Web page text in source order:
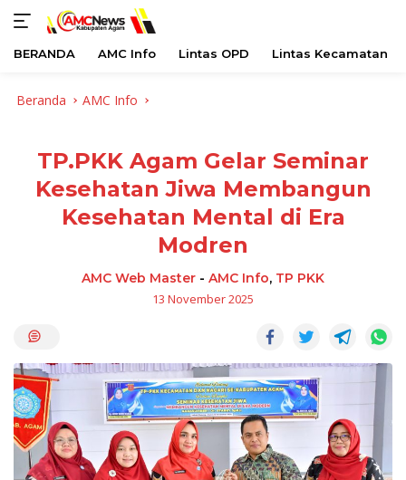
BERANDA AMC Info Lintas OPD Lintas Kecamatan
Beranda AMC Info
TP.PKK Agam Gelar Seminar
Kesehatan Jiwa Membangun
Kesehatan Mental di Era
Modren
AMC Web Master - AMC Info, TP PKK
13 November 2025